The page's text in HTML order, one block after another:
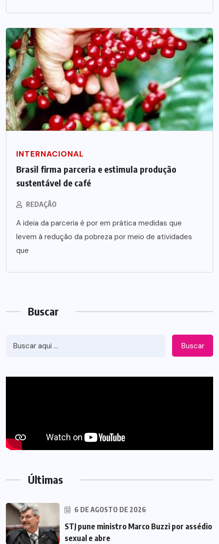
INTERNACIONAL
Brasil firma parceria e estimula produção
sustentável de café
REDAÇÃO
A ideia da parceria é por em prática medidas que
levem à redução da pobreza por meio de atividades
que
Buscar
Buscar
Últimas
6 DE AGOSTO DE 2026
STJ pune ministro Marco Buzzi por assédio
sexual e abre